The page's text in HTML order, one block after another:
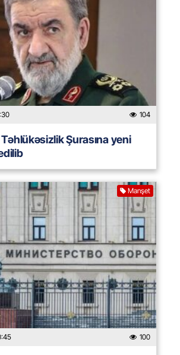
104
Şurasına yeni
Manşet
100